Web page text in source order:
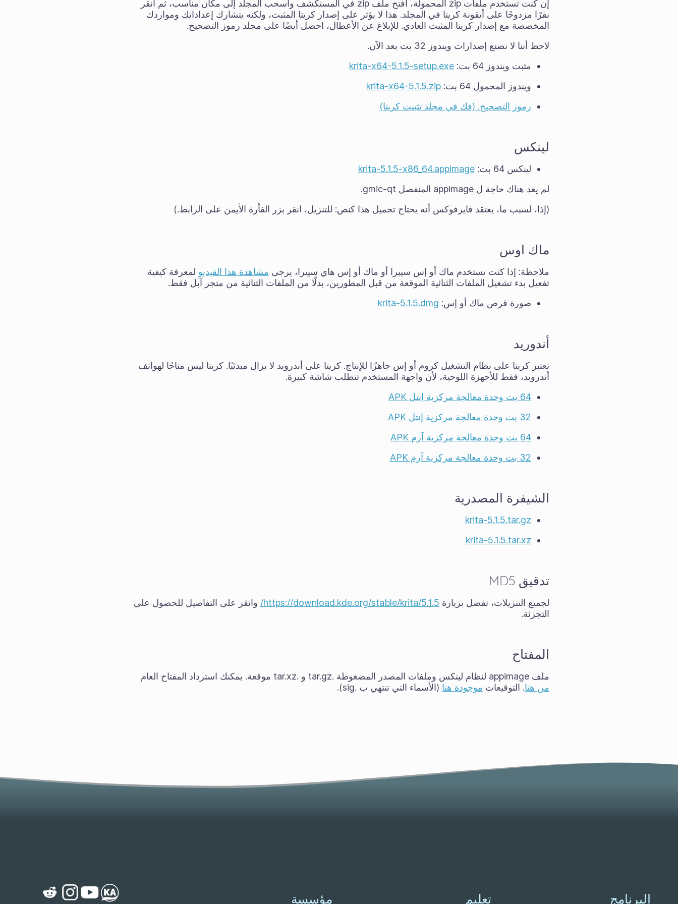
إن كنت تستخدم ملفات zip المحمولة، افتح ملف zip في المستكشف واسحب المجلد إلى مكان مناسب، ثم انقر
نقرًا مزدوجًا على أيقونة كريتا في المجلد. هذا لا يؤثر على إصدار كريتا المثبت، ولكنه يتشارك إعداداتك ومواردك
المخصصة مع إصدار كريتا المثبت العادي. للإبلاغ عن الأعطال، احصل أيضًا على مجلد رموز التصحيح.
لاحظ أننا لا نصنع إصدارات ويندوز 32 بت بعد الآن.
مثبت ويندوز 64 بت:
krita-x64-5.1.5-setup.exe
ويندوز المحمول 64 بت:
krita-x64-5.1.5.zip
رموز التصحيح. (فك في مجلد تثبيت كريتا)
لينكس
لينكس 64 بت:
krita-5.1.5-x86_64.appimage
لم يعد هناك حاجة ل appimage المنفصل gmic-qt.
(إذا، لسبب ما، يعتقد فايرفوكس أنه يحتاج تحميل هذا كنص: للتنزيل، انقر بزر الفأرة الأيمن على الرابط.)
ماك اوس
ملاحظة: إذا كنت تستخدم ماك أو إس سييرا أو ماك أو إس هاي سييرا، يرجى مشاهدة هذا الفيديو لمعرفة كيفية
تفعيل بدء تشغيل الملفات الثنائية الموقعة من قبل المطورين، بدلًا من الملفات الثنائية من متجر آبل فقط.
صورة قرص ماك أو إس: krita-5.1.5.dmg
أندوريد
نعتبر كريتا على نظام التشغيل كروم أو إس جاهزًا للإنتاج. كريتا على أندرويد لا يزال مبدئيًا. كريتا ليس متاحًا لهواتف
أندرويد، فقط للأجهزة اللوحية، لأن واجهة المستخدم تتطلب شاشة كبيرة.
64 بت وحدة معالجة مركزية إنتل APK
32 بت وحدة معالجة مركزية إنتل APK
64 بت وحدة معالجة مركزية آرم APK
32 بت وحدة معالجة مركزية آرم APK
الشيفرة المصدرية
krita-5.1.5.tar.gz
krita-5.1.5.tar.xz
تدقيق MD5
لجميع التنزيلات، تفضل بزيارة https://download.kde.org/stable/krita/5.1.5/ وانقر على التفاصيل للحصول على
التجزئة.
المفتاح
ملف appimage لنظام لينكس وملفات المصدر المضغوطة .tar.gz و .tar.xz موقعة. يمكنك استرداد المفتاح العام
من هنا. التوقيعات موجودة هنا (الأسماء التي تنتهي ب .sig).
البرنامج تعليم مؤسسة